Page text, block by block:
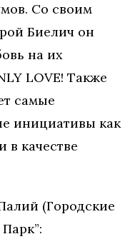
Со своим
Биелич он
на их
LOVE! Также
самые
инициативы как
в качестве
​​(Городские